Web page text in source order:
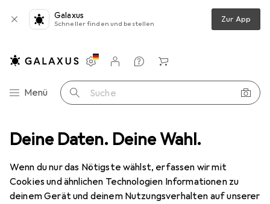
Deine Daten. Deine Wahl.
Wenn du nur das Nötigste wählst, erfassen wir mit
Cookies und ähnlichen Technologien Informationen zu
deinem Gerät und deinem Nutzungsverhalten auf unserer
Galaxus
Schneller finden und bestellen Zur App
Navigation nach Kategorien
Menü Suche
Einstellungen
Kundenkonto
Vergleichslisten
Merklisten
Warenkorb
Smartphone Schutzfolie Dipos Blickschutzfolie 4-Way Privacy
5 Bilder